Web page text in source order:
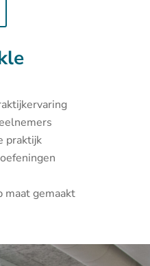
praktijk
maat gemaakt